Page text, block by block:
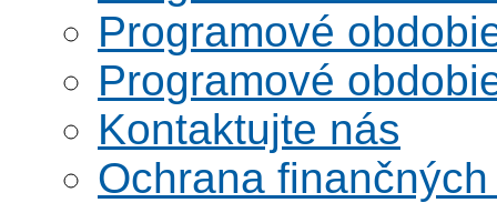
Programové
Programové
Kontaktujte nás
Ochrana